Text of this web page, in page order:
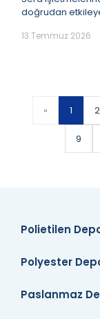
doğrudan
13 Temmuz 2026
« 1 2
9
Polietilen
Polyester
Paslanmaz